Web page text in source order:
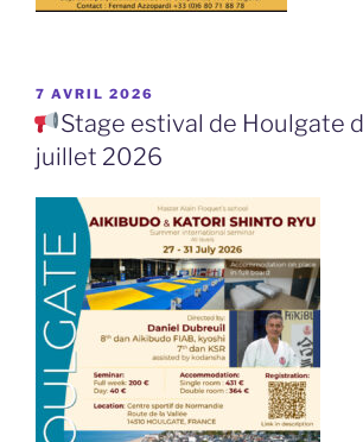
PUBLIÉ
LE
7 AVRIL 2026
Stage estival de Houlgate
juillet 2026